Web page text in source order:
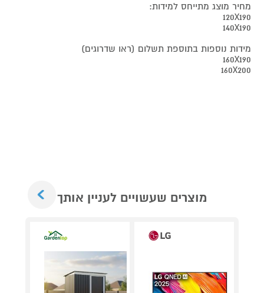
מחיר מוצג מתייחס למידות:
120X190
140X190
מידות נוספות בתוספת תשלום (ראו שדרוגים)
160X190
160X200
מוצרים שעשויים לעניין אותך